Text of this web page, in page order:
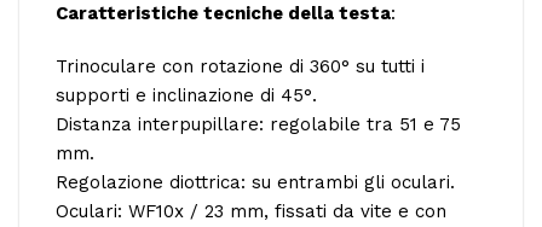
Caratteristiche tecniche della testa:
Trinoculare con rotazione di 360° su tutti i
supporti e inclinazione di 45°.
Distanza interpupillare: regolabile tra 51 e 75
mm.
Regolazione diottrica: su entrambi gli oculari.
Oculari: WF10x / 23 mm, fissati da vite e con